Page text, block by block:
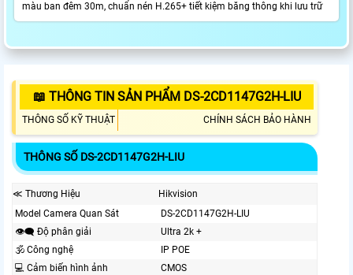
màu ban đêm 30m, chuẩn nén H.265+ tiết kiệm băng thông khi lưu trữ
📖 THÔNG TIN SẢN PHẨM DS-2CD1147G2H-LIU
THÔNG SỐ KỸ THUẬT CHÍNH SÁCH BẢO HÀNH
THÔNG SỐ DS-2CD1147G2H-LIU
≪ Thương Hiệu
Hikvision
Model Camera Quan Sát
DS-2CD1147G2H-LIU
👁️‍🗨 Độ phân giải
Ultra 2k +
🕉️ Công nghệ
IP POE
💻 Cảm biến hình ảnh
CMOS